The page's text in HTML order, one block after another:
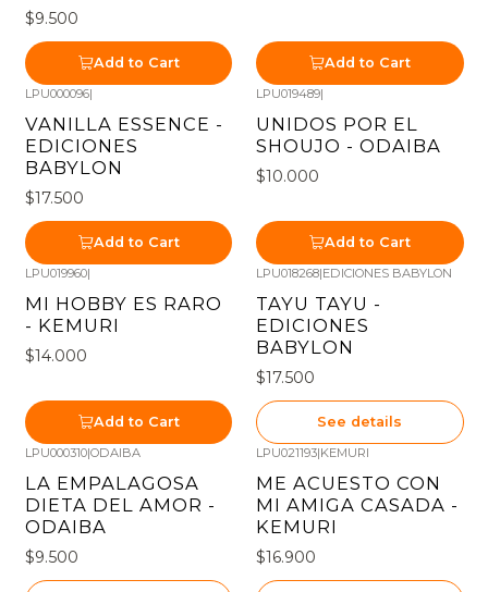
$9.500
Add to Cart Add to Cart
LPU000096|
VANILLA ESSENCE -
EDICIONES
BABYLON
$17.500
Add to Cart
LPU019489|
UNIDOS POR EL
SHOUJO - ODAIBA
$10.000
Add to Cart
LPU019960|
MI HOBBY ES RARO
- KEMURI
$14.000
Add to Cart
LPU018268|EDICIONES BABYLON
TAYU TAYU -
EDICIONES
BABYLON
$17.500
See details
LPU000310|ODAIBA
LA EMPALAGOSA
DIETA DEL AMOR -
ODAIBA
$9.500
LPU021193|KEMURI
ME ACUESTO CON
MI AMIGA CASADA -
KEMURI
$16.900